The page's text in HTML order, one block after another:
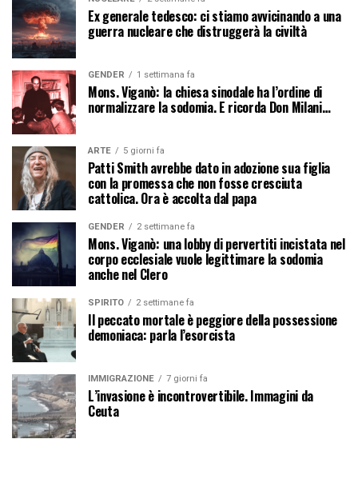
Ex generale tedesco: ci stiamo avvicinando a una
guerra nucleare che distruggerà la civiltà
GENDER 1 settimana fa
Mons. Viganò: la chiesa sinodale ha l’ordine di
normalizzare la sodomia. E ricorda Don Milani…
ARTE 5 giorni fa
Patti Smith avrebbe dato in adozione sua figlia
con la promessa che non fosse cresciuta
cattolica. Ora è accolta dal papa
GENDER 2 settimane fa
Mons. Viganò: una lobby di pervertiti incistata nel
corpo ecclesiale vuole legittimare la sodomia
anche nel Clero
SPIRITO 2 settimane fa
Il peccato mortale è peggiore della possessione
demoniaca: parla l’esorcista
IMMIGRAZIONE 7 giorni fa
L’invasione è incontrovertibile. Immagini da
Ceuta